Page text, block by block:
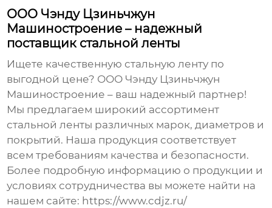
ООО Чэнду Цзиньчжун
Машиностроение – надежный
поставщик стальной ленты
Ищете качественную стальную ленту по
выгодной цене? ООО Чэнду Цзиньчжун
Машиностроение – ваш надежный партнер!
Мы предлагаем широкий ассортимент
стальной ленты различных марок, диаметров и
покрытий. Наша продукция соответствует
всем требованиям качества и безопасности.
Более подробную информацию о продукции и
условиях сотрудничества вы можете найти на
нашем сайте: https://www.cdjz.ru/